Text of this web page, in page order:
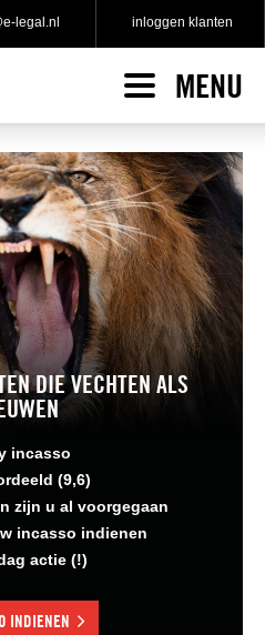
legal.nl inloggen klanten
MENU
DIE VECHTEN ALS
incasso
(9,6)
zijn u al voorgegaan
incasso indienen
actie (!)
INDIENEN